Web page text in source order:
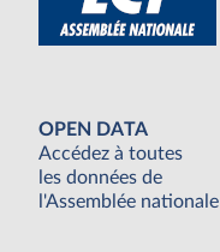
OPEN DATA
Accédez à toutes
les données de
l'Assemblée nationale